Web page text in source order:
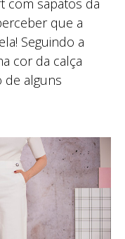
com sapatos da
que a
Seguindo a
cor da calça
de alguns